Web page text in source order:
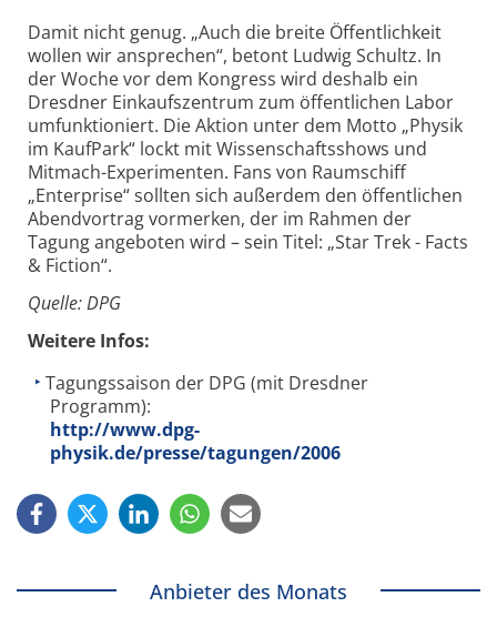
Damit nicht genug. „Auch die breite Öffentlichkeit
wollen wir ansprechen“, betont Ludwig Schultz. In
der Woche vor dem Kongress wird deshalb ein
Dresdner Einkaufszentrum zum öffentlichen Labor
umfunktioniert. Die Aktion unter dem Motto „Physik
im KaufPark“ lockt mit Wissenschaftsshows und
Mitmach-Experimenten. Fans von Raumschiff
„Enterprise“ sollten sich außerdem den öffentlichen
Abendvortrag vormerken, der im Rahmen der
Tagung angeboten wird – sein Titel: „Star Trek - Facts
& Fiction“.
Quelle: DPG
Weitere Infos:
Tagungssaison der DPG (mit Dresdner
Programm):
http://www.dpg-
physik.de/presse/tagungen/2006
Anbieter des Monats